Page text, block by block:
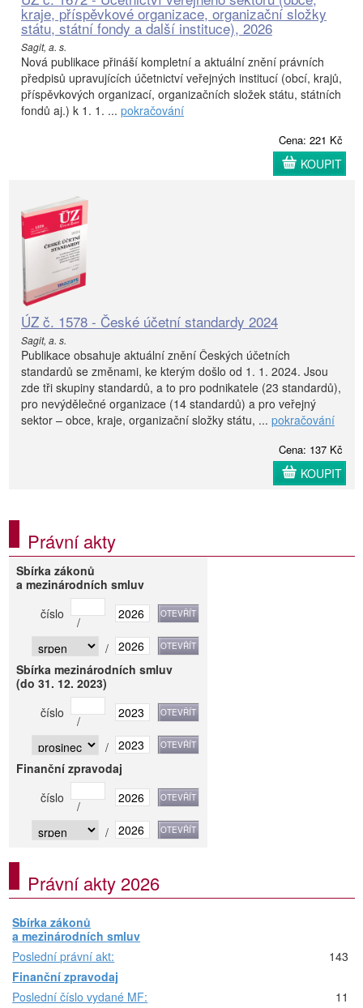
kraje, příspěvkové organizace, organizační složky
státu, státní fondy a další instituce), 2026
Sagit, a. s.
Nová publikace přináší kompletní a aktuální znění právních
předpisů upravujících účetnictví veřejných institucí (obcí, krajů,
příspěvkových organizací, organizačních složek státu, státních
fondů aj.) k 1. 1. ... pokračování
Cena: 221 Kč
KOUPIT
ÚZ č. 1578 - České účetní standardy 2024
Sagit, a. s.
Publikace obsahuje aktuální znění Českých účetních
standardů se změnami, ke kterým došlo od 1. 1. 2024. Jsou
zde tři skupiny standardů, a to pro podnikatele (23 standardů),
pro nevýdělečné organizace (14 standardů) a pro veřejný
sektor – obce, kraje, organizační složky státu, ... pokračování
Cena: 137 Kč
KOUPIT
Právní akty
Sbírka zákonů
a mezinárodních smluv
číslo
/
/
Sbírka mezinárodních smluv
(do 31. 12. 2023)
číslo
/
/
Finanční zpravodaj
číslo
/
/
Právní akty 2026
Sbírka zákonů
a mezinárodních smluv
Poslední právní akt:
143
Finanční zpravodaj
Poslední číslo vydané MF:
11